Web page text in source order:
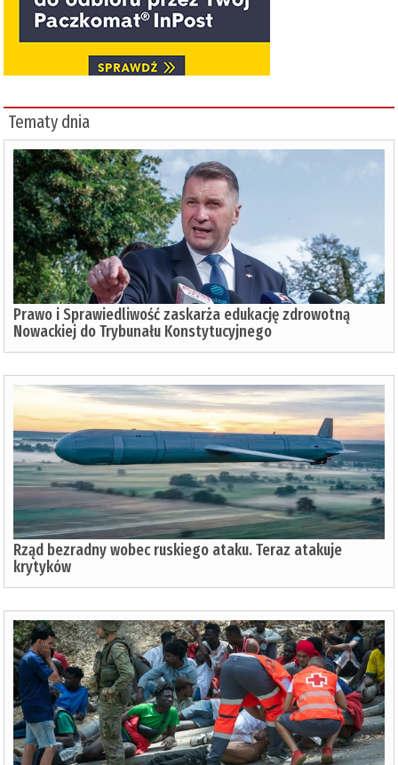
Tematy dnia
Prawo i Sprawiedliwość zaskarża edukację zdrowotną
Nowackiej do Trybunału Konstytucyjnego
Rząd bezradny wobec ruskiego ataku. Teraz atakuje
krytyków